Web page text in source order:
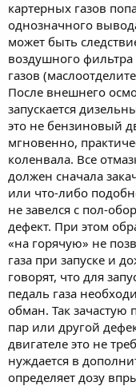
картерных газов
однозначного
может быть
воздушного
газов
После внешнего
запускается
это не бензиновый
мгновенно,
коленвала. Все
должен сначала
или что-либо
не завелся с пол-
дефект. При этом
«на горячую» не
газа при запуске и
говорят, что для
педаль газа
обман. Так
пар или другой
двигателе это не
нуждается в
определяет дозу